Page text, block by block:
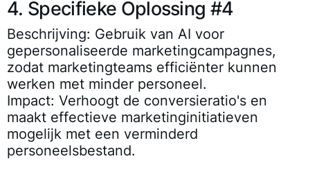
4. Specifieke Oplossing #4
Beschrijving: Gebruik van AI voor
gepersonaliseerde marketingcampagnes,
zodat marketingteams efficiënter kunnen
werken met minder personeel.
Impact: Verhoogt de conversieratio's en
maakt effectieve marketinginitiatieven
mogelijk met een verminderd
personeelsbestand.